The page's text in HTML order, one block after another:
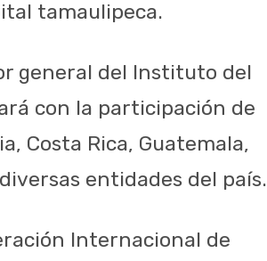
tamaulipeca.
general del Instituto del
con la participación de
Costa Rica, Guatemala,
entidades del país.
Internacional de